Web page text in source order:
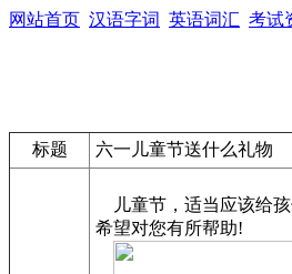
网站首页 汉语字词 英语词汇 考试
标题 六一儿童节送什么礼物
儿童节，适当应该给孩
希望对您有所帮助!